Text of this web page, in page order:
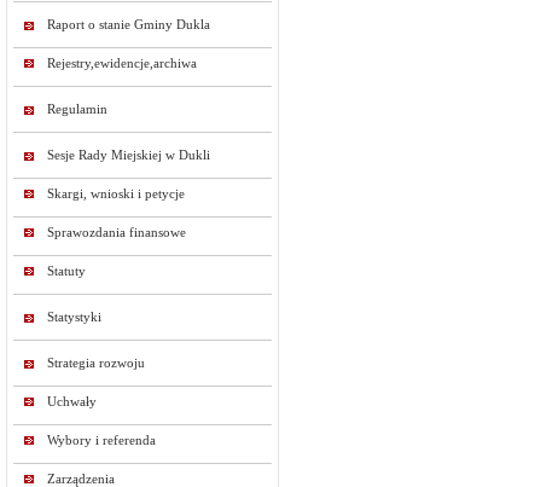
Raport o stanie Gminy Dukla
Rejestry,ewidencje,archiwa
Regulamin
Sesje Rady Miejskiej w Dukli
Skargi, wnioski i petycje
Sprawozdania finansowe
Statuty
Statystyki
Strategia rozwoju
Uchwały
Wybory i referenda
Zarządzenia